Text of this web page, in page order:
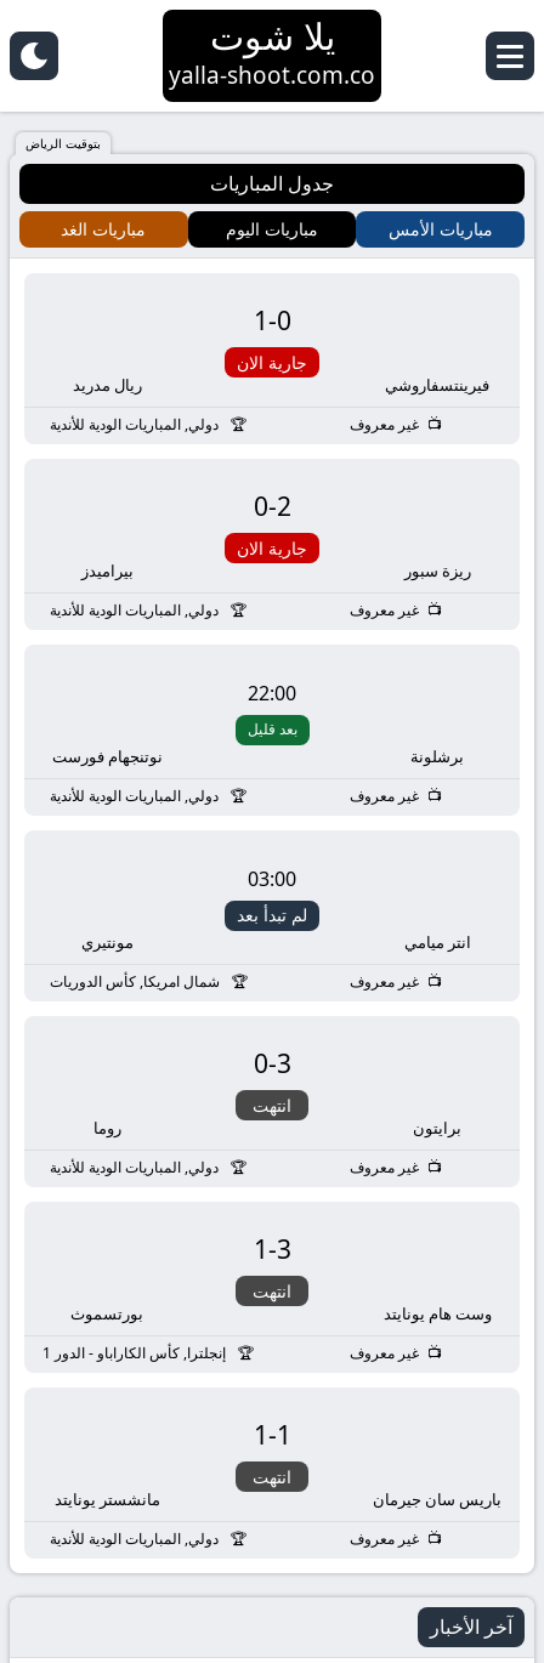
yalla
shoot
|
يلا
HD
yalla
يلا شوت
yalla-shoot.com.co
بتوقيت الرياض
جدول المباريات
مباريات الأمس مباريات اليوم مباريات الغد
فيرينتسفاروشي
0
-
1
جارية الان
ريال مدريد
غير معروف دولي, المباريات الودية للأندية
ريزة سبور
2
-
0
جارية الان
بيراميدز
غير معروف دولي, المباريات الودية للأندية
برشلونة
22:00
بعد قليل
نوتنجهام فورست
غير معروف دولي, المباريات الودية للأندية
انتر ميامي
03:00
لم تبدأ بعد
مونتيري
غير معروف شمال امريكا, كأس الدوريات
برايتون
3
-
0
انتهت
روما
غير معروف دولي, المباريات الودية للأندية
وست هام يونايتد
3
-
1
انتهت
بورتسموث
غير معروف إنجلترا, كأس الكاراباو - الدور 1
باريس سان جيرمان
1
-
1
انتهت
مانشستر يونايتد
غير معروف دولي, المباريات الودية للأندية
آخر الأخبار